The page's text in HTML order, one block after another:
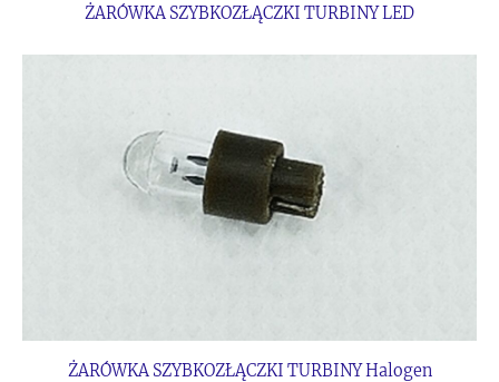
ŻARÓWKA SZYBKOZŁĄCZKI TURBINY LED
ŻARÓWKA SZYBKOZŁĄCZKI TURBINY Halogen